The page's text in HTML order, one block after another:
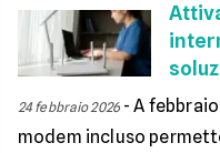
24 febbraio 2026-A
modem incluso